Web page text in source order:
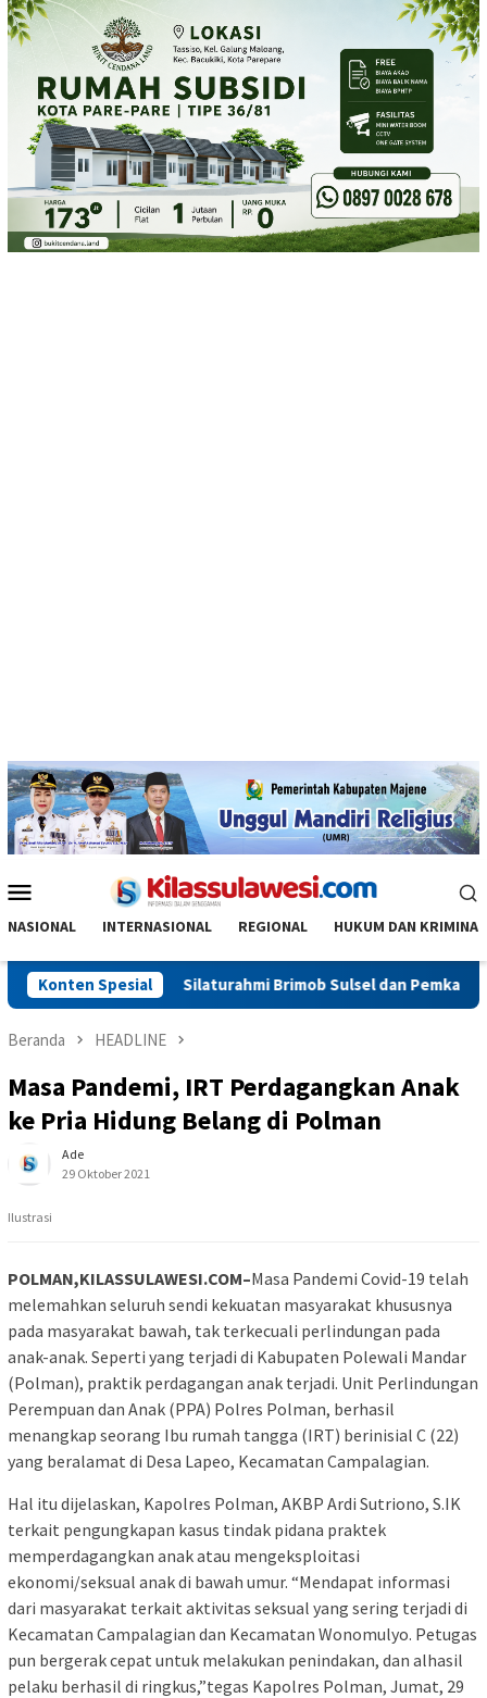
Loncat
ke
Mobile
NASIONAL INTERNASIONAL REGIONAL HUKUM DAN KRIMINAL
Konten Spesial
di Alor Silaturahmi Brimob Sulsel dan Pemkab
Beranda HEADLINE
Masa Pandemi, IRT Perdagangkan Anak
ke Pria Hidung Belang di Polman
Ade
29 Oktober 2021
Ilustrasi
POLMAN,KILASSULAWESI.COM–Masa Pandemi Covid-19 telah
melemahkan seluruh sendi kekuatan masyarakat khususnya
pada masyarakat bawah, tak terkecuali perlindungan pada
anak-anak. Seperti yang terjadi di Kabupaten Polewali Mandar
(Polman), praktik perdagangan anak terjadi. Unit Perlindungan
Perempuan dan Anak (PPA) Polres Polman, berhasil
menangkap seorang Ibu rumah tangga (IRT) berinisial C (22)
yang beralamat di Desa Lapeo, Kecamatan Campalagian.
Hal itu dijelaskan, Kapolres Polman, AKBP Ardi Sutriono, S.IK
terkait pengungkapan kasus tindak pidana praktek
memperdagangkan anak atau mengeksploitasi
ekonomi/seksual anak di bawah umur. “Mendapat informasi
dari masyarakat terkait aktivitas seksual yang sering terjadi di
Kecamatan Campalagian dan Kecamatan Wonomulyo. Petugas
pun bergerak cepat untuk melakukan penindakan, dan alhasil
pelaku berhasil di ringkus,”tegas Kapolres Polman, Jumat, 29